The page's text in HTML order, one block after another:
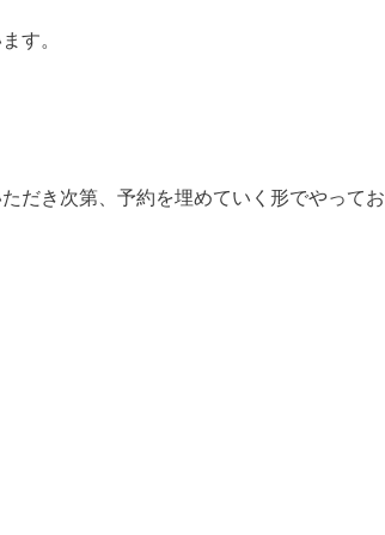
す。
だき次第、予約を埋めていく形でやって